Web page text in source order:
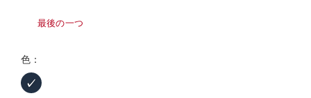
最後の一つ
色：
Marine